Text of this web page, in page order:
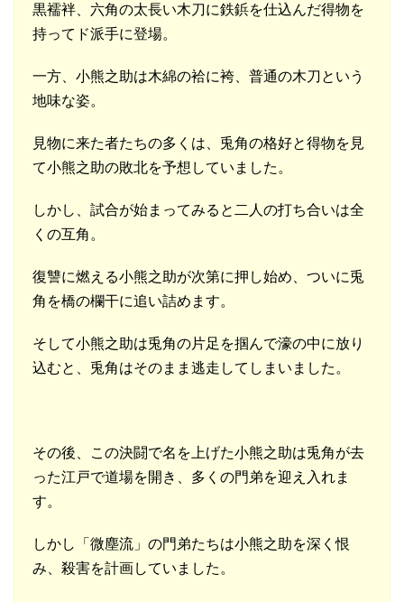
黒襦袢、六角の太長い木刀に鉄鋲を仕込んだ得物を
持ってド派手に登場。
一方、小熊之助は木綿の袷に袴、普通の木刀という
地味な姿。
見物に来た者たちの多くは、兎角の格好と得物を見
て小熊之助の敗北を予想していました。
しかし、試合が始まってみると二人の打ち合いは全
くの互角。
復讐に燃える小熊之助が次第に押し始め、ついに兎
角を橋の欄干に追い詰めます。
そして小熊之助は兎角の片足を掴んで濠の中に放り
込むと、兎角はそのまま逃走してしまいました。
その後、この決闘で名を上げた小熊之助は兎角が去
った江戸で道場を開き、多くの門弟を迎え入れま
す。
しかし「微塵流」の門弟たちは小熊之助を深く恨
み、殺害を計画していました。